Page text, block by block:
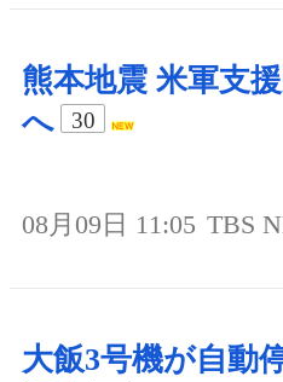
熊本地震 米軍支
へ
30
08月09日 11:05 TBS
大飯3号機が自動